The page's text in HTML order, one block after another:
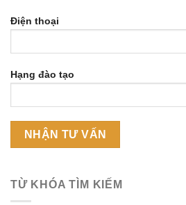
Điện thoại
Hạng đào tạo
TỪ KHÓA TÌM KIẾM